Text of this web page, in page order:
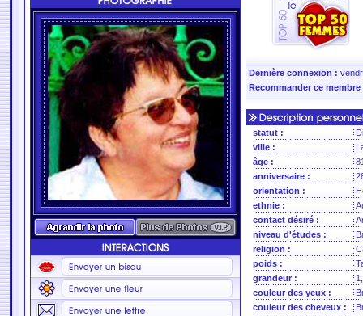
Dernière connexion :
Recommander ce membre
statut :
ville :
âge :
anniversaire :
orientation :
ethnie :
contact désiré :
niveau d'études :
religion :
poids :
grandeur :
couleur des yeux :
couleur des cheveux :